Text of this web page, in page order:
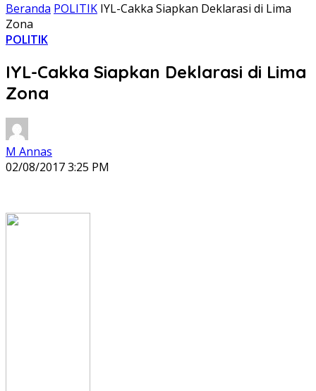
Beranda POLITIK IYL-Cakka Siapkan Deklarasi di Lima
Zona
POLITIK
IYL-Cakka Siapkan Deklarasi di Lima
Zona
M Annas
02/08/2017 3:25 PM